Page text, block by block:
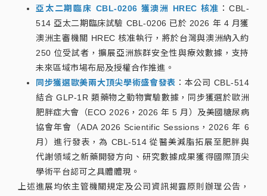
亞太二期臨床 CBL-0206 獲澳洲 HREC 核准 ：CBL-
514 亞太二期臨床試驗 CBL-0206 已於 2026 年 4 月獲
澳洲主審機關 HREC 核准執行，將於台灣與澳洲納入約
250 位受試者，擴展亞洲族群安全性與療效數據，支持
未來區域市場布局及授權合作推進。
同步獲選歐美兩大頂尖學術盛會發表 ：本公司 CBL-514
結合 GLP-1R 類藥物之動物實驗數據，同步獲選於歐洲
肥胖症大會（ECO 2026，2026 年 5 月）及美國糖尿病
協會年會（ADA 2026 Scientific Sessions，2026 年 6
月）進行發表，為 CBL-514 從醫美減脂拓展至肥胖與
代謝領域之新藥開發方向、研究數據成果獲得國際頂尖
學術平台認可之具體體現。
上述進展均依主管機關規定及公司資訊揭露原則辦理公告，